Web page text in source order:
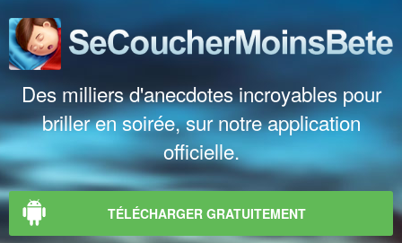
Des milliers d'anecdotes incroyables pour
briller en soirée, sur notre application
officielle.
TÉLÉCHARGER GRATUITEMENT